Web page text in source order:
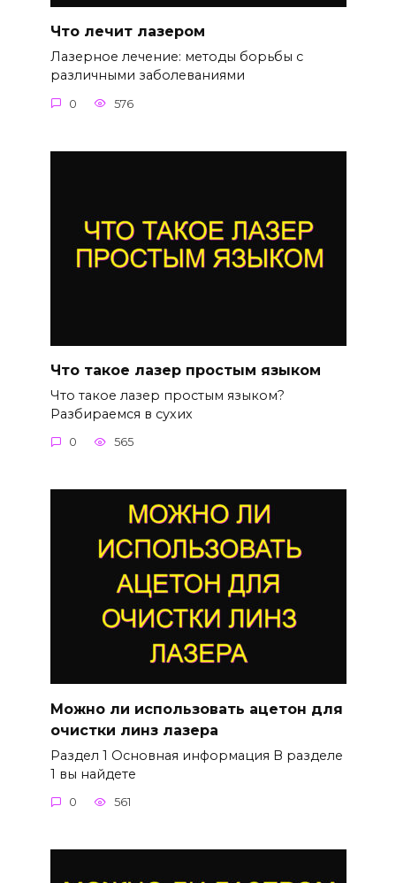
Что лечит лазером
Лазерное лечение: методы борьбы с
различными заболеваниями
0 576
Что такое лазер простым языком
Что такое лазер простым языком?
Разбираемся в сухих
0 565
Можно ли использовать ацетон для
очистки линз лазера
Раздел 1 Основная информация В разделе
1 вы найдете
0 561